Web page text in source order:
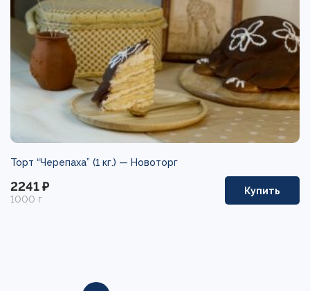
Торт “Черепаха” (1 кг.) — Новоторг
2241 ₽
1000 г
Купить